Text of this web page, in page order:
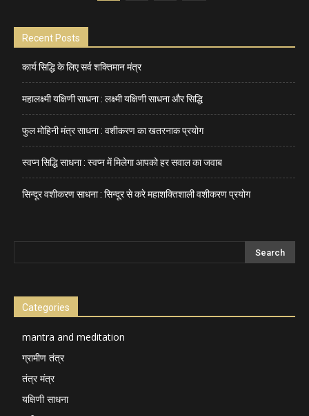
Recent Posts
कार्य सिद्धि के लिए सर्व शक्तिमान मंत्र
महालक्ष्मी यक्षिणी साधना : लक्ष्मी यक्षिणी साधना और सिद्धि
फुल मोहिनी मंत्र साधना : वशीकरण का खतरनाक प्रयोग
स्वप्न सिद्धि साधना : स्वप्न में मिलेगा आपको हर सवाल का जवाब
सिन्दूर वशीकरण साधना : सिन्दूर से करे महाशक्तिशाली वशीकरण प्रयोग
Categories
mantra and meditation
ग्रामीण तंत्र
तंत्र मंत्र
यक्षिणी साधना